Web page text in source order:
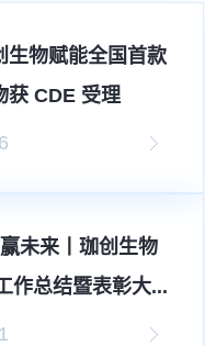
生物赋能全国首款
获 CDE 受理
未来丨珈创生物
作总结暨表彰大...